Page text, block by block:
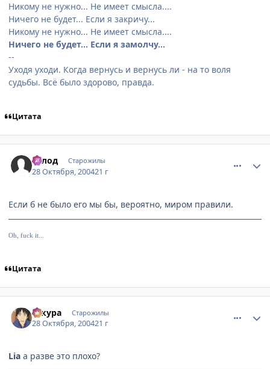
Никому не нужно... Не имеет смысла....
Ничего не будет... Если я закричу...
Никому не нужно... Не имеет смысла....
Ничего не будет... Если я замолчу...
--
Уходя уходи. Когда вернусь и вернусь ли - на то воля
судьбы. Всё было здорово, правда.
Цитата
Голод Старожилы
28 Октября, 200421 г
Если б не было его мы бы, вероятно, миром правили.
Oh, fuck it...
Цитата
сакура Старожилы
28 Октября, 200421 г
Lia а разве это плохо?